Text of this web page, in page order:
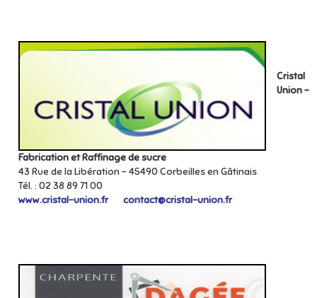
Cristal
Union –
Fabrication et Raffinage de sucre
43 Rue de la Libération – 45490 Corbeilles en Gâtinais
Tél. : 02 38 89 71 00
www.cristal-union.fr
contact@cristal-union.fr